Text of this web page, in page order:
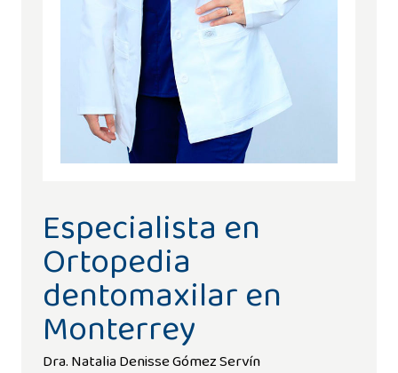
Especialista en
Ortopedia
dentomaxilar en
Monterrey
Dra. Natalia Denisse Gómez Servín